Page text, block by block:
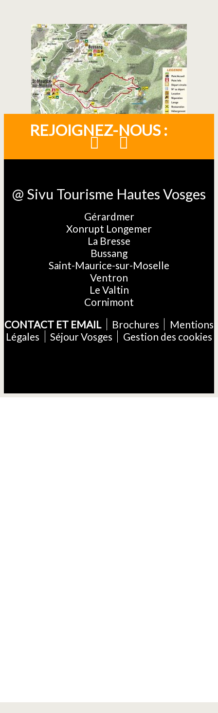
REJOIGNEZ-NOUS :
@ Sivu Tourisme Hautes Vosges
Gérardmer
Xonrupt Longemer
La Bresse
Bussang
Saint-Maurice-sur-Moselle
Ventron
Le Valtin
Cornimont
CONTACT ET EMAIL
Brochures
Mentions
Légales
Séjour Vosges Gestion des cookies